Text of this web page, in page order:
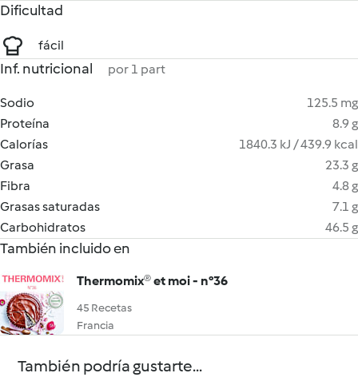
Dificultad
fácil
Inf. nutricional por 1 part
Sodio
125.5 mg
Proteína
8.9 g
Calorías
1840.3 kJ / 439.9 kcal
Grasa
23.3 g
Fibra
4.8 g
Grasas saturadas
7.1 g
Carbohidratos
46.5 g
También incluido en
Thermomix® et moi - n°36
45 Recetas
Francia
También podría gustarte...